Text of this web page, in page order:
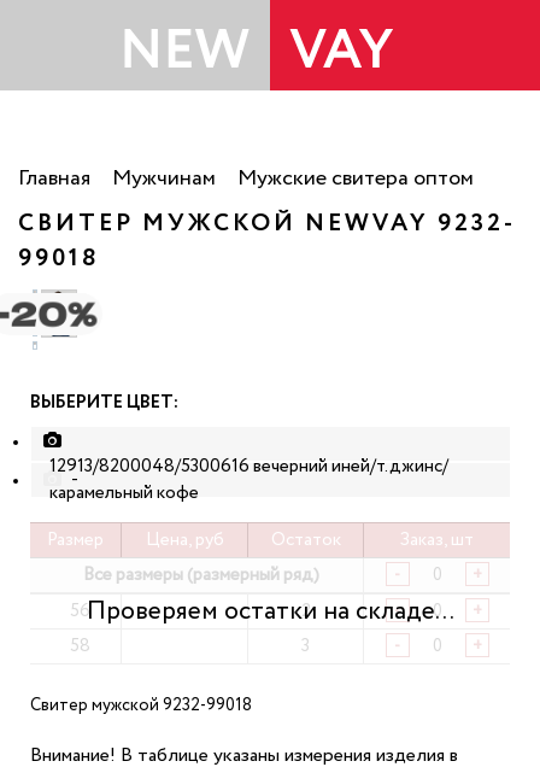
Главная Мужчинам Мужские свитера оптом
СВИТЕР МУЖСКОЙ NEWVAY 9232-
99018
ВЫБЕРИТЕ ЦВЕТ:
12913/8200048/5300616 вечерний иней/т.джинс/
карамельный кофе
-
Размер Цена, руб Остаток
Заказ, шт
Все размеры (размерный ряд)
- +
56 2 - +
58 3 - +
Свитер мужской 9232-99018
Внимание! В таблице указаны измерения изделия в